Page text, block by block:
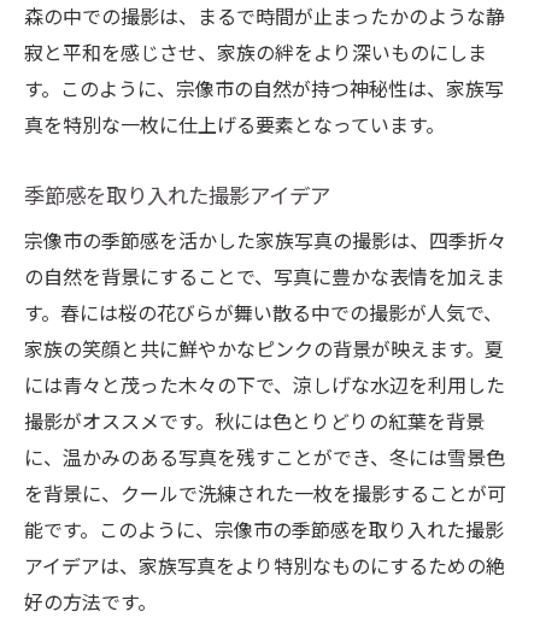
森の中での撮影は、まるで時間が止まったかのような静
寂と平和を感じさせ、家族の絆をより深いものにしま
す。このように、宗像市の自然が持つ神秘性は、家族写
真を特別な一枚に仕上げる要素となっています。
季節感を取り入れた撮影アイデア
宗像市の季節感を活かした家族写真の撮影は、四季折々
の自然を背景にすることで、写真に豊かな表情を加えま
す。春には桜の花びらが舞い散る中での撮影が人気で、
家族の笑顔と共に鮮やかなピンクの背景が映えます。夏
には青々と茂った木々の下で、涼しげな水辺を利用した
撮影がオススメです。秋には色とりどりの紅葉を背景
に、温かみのある写真を残すことができ、冬には雪景色
を背景に、クールで洗練された一枚を撮影することが可
能です。このように、宗像市の季節感を取り入れた撮影
アイデアは、家族写真をより特別なものにするための絶
好の方法です。